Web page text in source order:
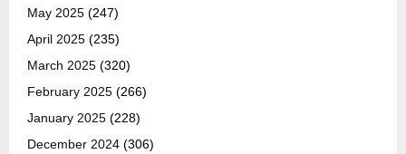
May 2025 (247)
April 2025 (235)
March 2025 (320)
February 2025 (266)
January 2025 (228)
December 2024 (306)